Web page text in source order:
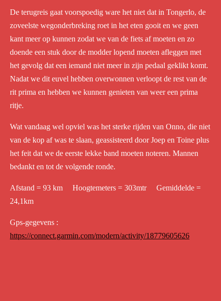
De terugreis gaat voorspoedig ware het niet dat in Tongerlo, de
zoveelste wegonderbreking roet in het eten gooit en we geen
kant meer op kunnen zodat we van de fiets af moeten en zo
doende een stuk door de modder lopend moeten afleggen met
het gevolg dat een iemand niet meer in zijn pedaal geklikt komt.
Nadat we dit euvel hebben overwonnen verloopt de rest van de
rit prima en hebben we kunnen genieten van weer een prima
ritje.
Wat vandaag wel opviel was het sterke rijden van Onno, die niet
van de kop af was te slaan, geassisteerd door Joep en Toine plus
het feit dat we de eerste lekke band moeten noteren. Mannen
bedankt en tot de volgende ronde.
Afstand = 93 km Hoogtemeters = 303mtr Gemiddelde =
24,1km
Gps-gegevens :
https://connect.garmin.com/modern/activity/18779605626